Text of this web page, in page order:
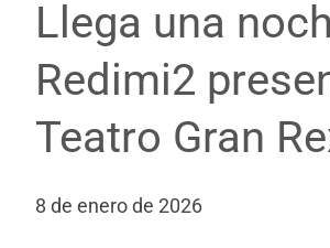
Llega una
Redimi2
Teatro Gran
8 de enero de 2026